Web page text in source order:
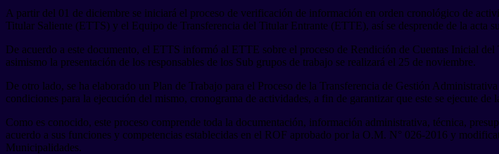
A partir del 01 de diciembre se iniciará el proceso de verificación de información en orden cronológico de
Titular Saliente (ETTS) y el Equipo de Transferencia del Titular Entrante (ETTE), así se desprende de la acta
De acuerdo a este documento, el ETTS informó al ETTE sobre el proceso de Rendición de Cuentas Inicial
asimismo la presentación de los responsables de los Sub grupos de trabajo se realizará el 25 de noviembre.
De otro lado, se ha elaborado un Plan de Trabajo para el Proceso de la Transferencia de Gestión
condiciones para la ejecución del mismo, cronograma de actividades, a fin de garantizar que este se ejecute
Como es conocido, este proceso comprende toda la documentación, información administrativa, técnica,
acuerdo a sus funciones y competencias establecidas en el ROF aprobado por la O.M. N° 026-2016 y
Municipalidades.